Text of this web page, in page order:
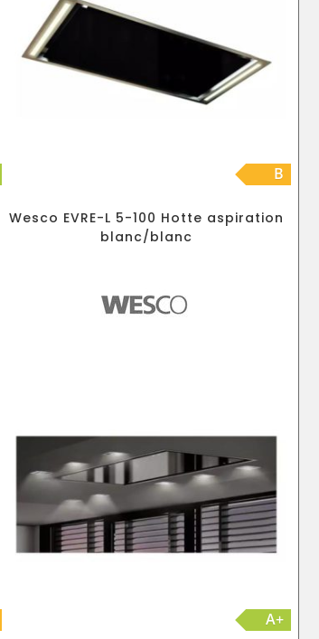
B
Wesco EVRE-L 5-100 Hotte aspiration
blanc/blanc
A+